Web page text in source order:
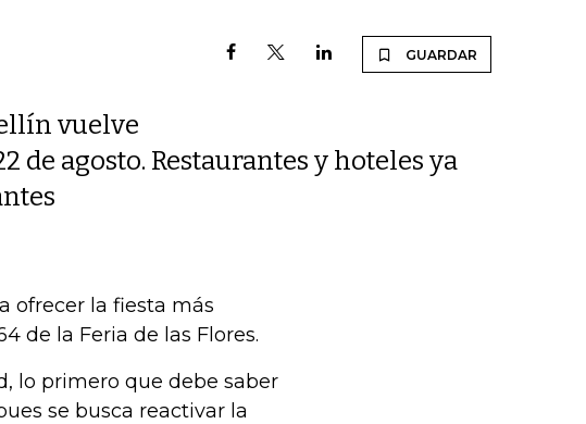
GUARDAR
vuelve
de agosto. Restaurantes y hoteles ya
ofrecer la fiesta más
de la Feria de las Flores.
lo primero que debe saber
se busca reactivar la